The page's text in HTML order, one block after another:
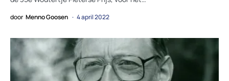
door Menno Goosen 4 april 2022